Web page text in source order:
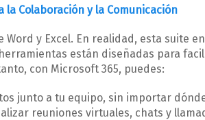
la Colaboración y la Comunicación
Word y Excel. En realidad, esta suite
están diseñadas para
con Microsoft 365, puedes:
junto a tu equipo, sin importar
reuniones virtuales, chats y